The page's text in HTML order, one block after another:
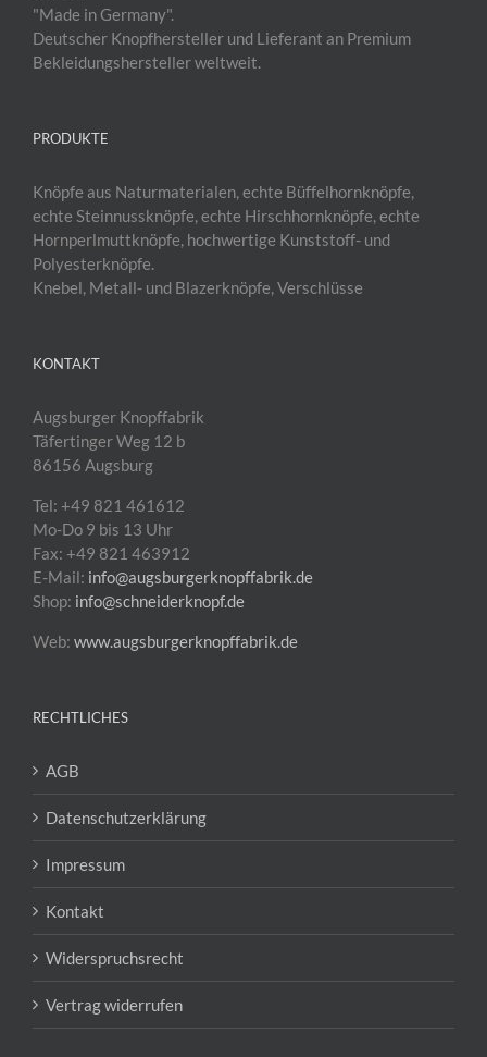
"Made in Germany".
Deutscher Knopfhersteller und Lieferant an Premium
Bekleidungshersteller weltweit.
PRODUKTE
Knöpfe aus Naturmaterialen, echte Büffelhornknöpfe,
echte Steinnussknöpfe, echte Hirschhornknöpfe, echte
Hornperlmuttknöpfe, hochwertige Kunststoff- und
Polyesterknöpfe.
Knebel, Metall- und Blazerknöpfe, Verschlüsse
KONTAKT
Augsburger Knopffabrik
Täfertinger Weg 12 b
86156 Augsburg
Tel: +49 821 461612
Mo-Do 9 bis 13 Uhr
Fax: +49 821 463912
E-Mail: info@augsburgerknopffabrik.de
Shop: info@schneiderknopf.de
Web: www.augsburgerknopffabrik.de
RECHTLICHES
AGB
Datenschutzerklärung
Impressum
Kontakt
Widerspruchsrecht
Vertrag widerrufen